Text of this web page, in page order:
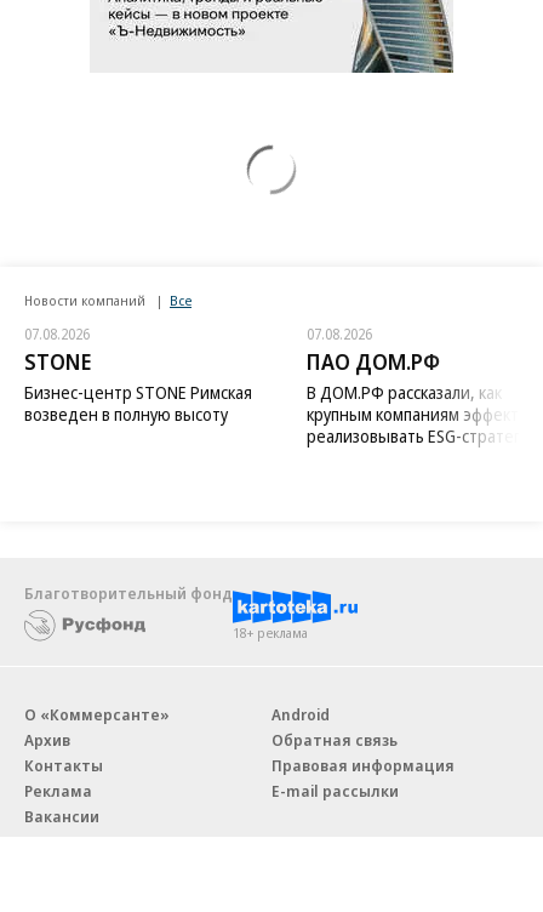
Новости компаний Все
07.08.2026
STONE
Бизнес-центр STONE Римская
возведен в полную высоту
07.08.2026
ПАО ДОМ.РФ
В ДОМ.РФ рассказали, как
крупным компаниям
реализовывать ESG-стратегию
Благотворительный фонд
18+ реклама
О «Коммерсанте»
Архив
Контакты
Реклама
Вакансии
Android
Обратная связь
Правовая информация
E-mail рассылки